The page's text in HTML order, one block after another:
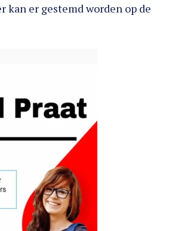
kan er gestemd worden op de